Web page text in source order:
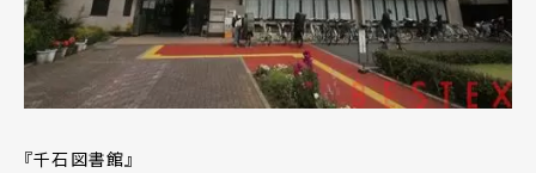
『千石図書館』